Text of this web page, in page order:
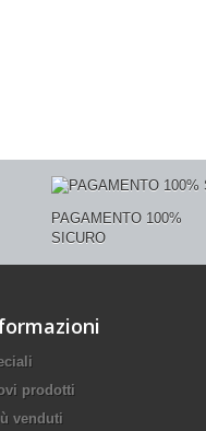
PAGAMENTO 100%
SICURO
prodotti
venduti